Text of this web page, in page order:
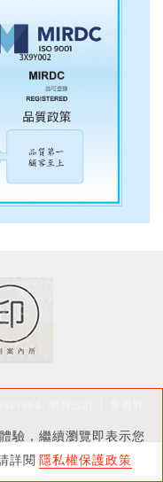
驗，繼續瀏覽即表示您
詳閱 隱私權保護政策